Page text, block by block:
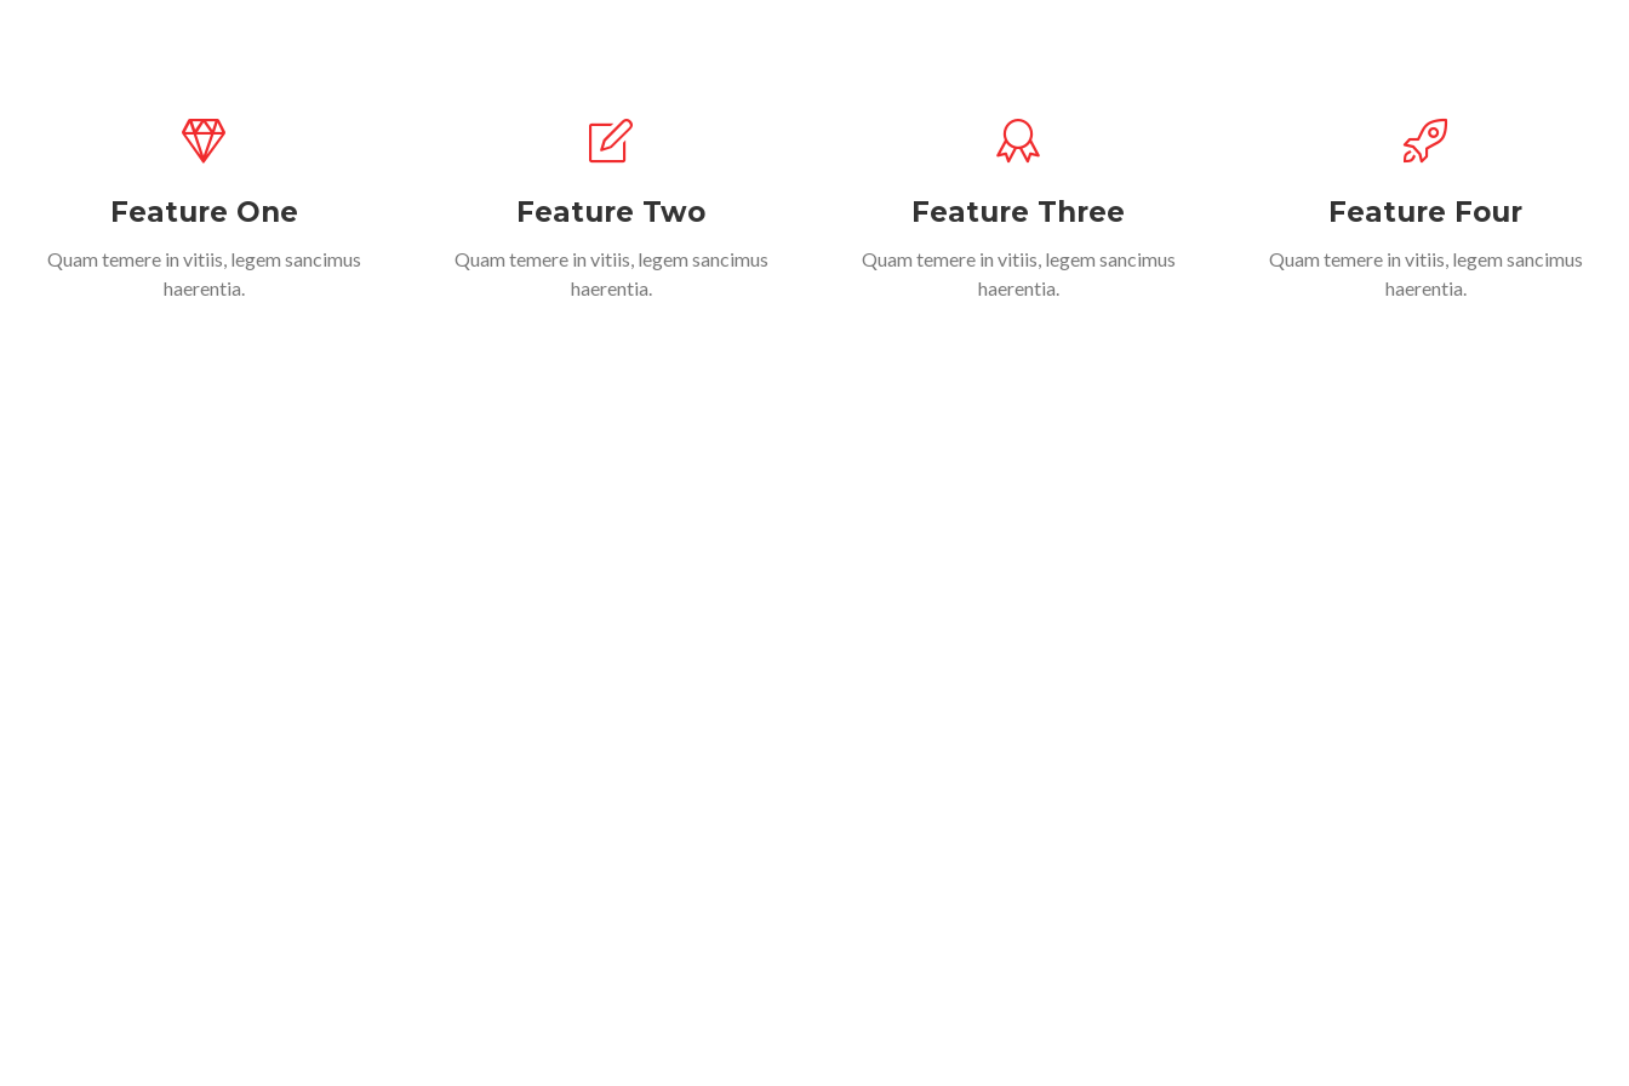
Feature One
Quam temere in vitiis, legem sancimus
haerentia.
Feature Two
Quam temere in vitiis, legem sancimus
haerentia.
Feature Three
Quam temere in vitiis, legem sancimus
haerentia.
Feature Four
Quam temere in vitiis, legem sancimus
haerentia.